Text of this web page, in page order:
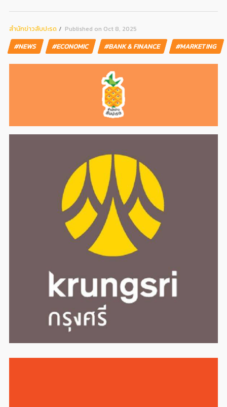
สํานักข่าวสับปะรด Published on Oct 8, 2025
#NEWS #ECONOMIC #BANK & FINANCE #MARKETING